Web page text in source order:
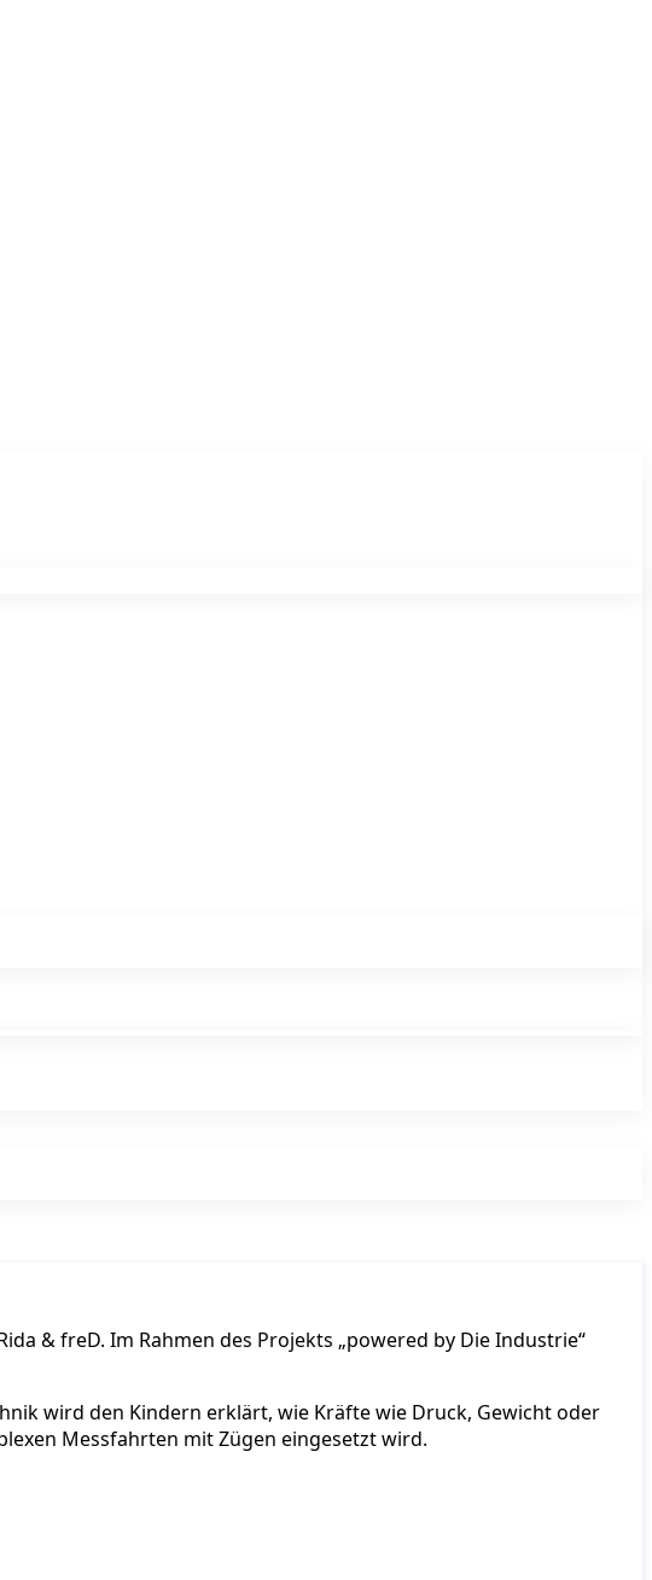
& freD. Im Rahmen des Projekts „powered by Die Industrie“
wird den Kindern erklärt, wie Kräfte wie Druck, Gewicht oder
Messfahrten mit Zügen eingesetzt wird.